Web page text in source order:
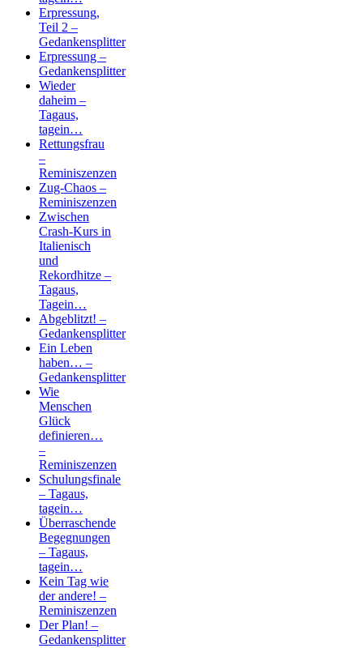
Erpressung,
Teil 2 –
Gedankensplitter
Erpressung –
Gedankensplitter
Wieder
daheim –
Tagaus,
tagein…
Rettungsfrau
–
Reminiszenzen
Zug-Chaos –
Reminiszenzen
Zwischen
Crash-Kurs in
Italienisch
und
Rekordhitze –
Tagaus,
Tagein…
Abgeblitzt! –
Gedankensplitter
Ein Leben
haben… –
Gedankensplitter
Wie
Menschen
Glück
definieren…
–
Reminiszenzen
Schulungsfinale
– Tagaus,
tagein…
Überraschende
Begegnungen
– Tagaus,
tagein…
Kein Tag wie
der andere! –
Reminiszenzen
Der Plan! –
Gedankensplitter